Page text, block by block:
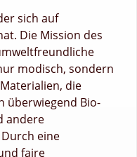
sich auf
Die Mission des
modisch, sondern
die
überwiegend Bio-
andere
eine
faire